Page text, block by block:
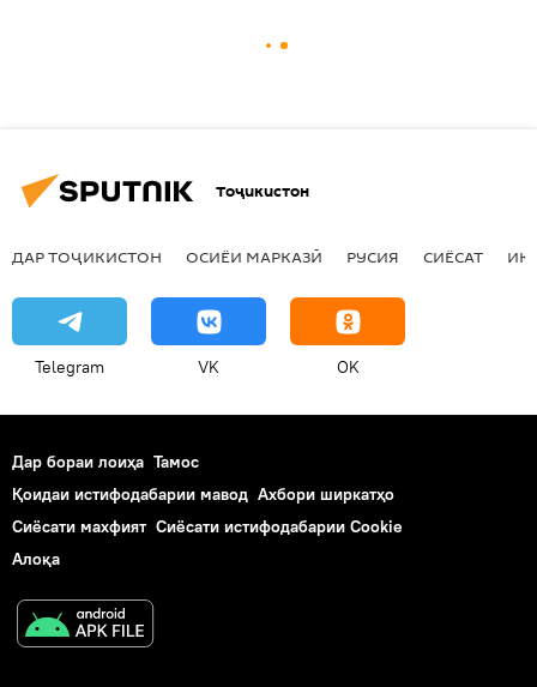
Тоҷикистон
ДАР ТОҶИКИСТОН ОСИЁИ МАРКАЗӢ РУСИЯ СИЁСАТ
Telegram VK OK
Дар бораи лоиҳа Тамос
Қоидаи истифодабарии мавод Ахбори ширкатҳо
Сиёсати махфият Сиёсати истифодабарии Cookie
Алоқа